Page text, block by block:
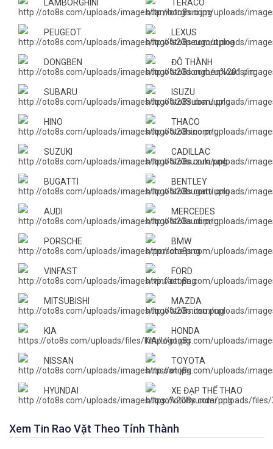
LAMBORGHINI TERACO
PEUGEOT LEXUS
DONGBEN ĐÔ THÀNH
SUBARU ISUZU
HINO THACO
SUZUKI CADILLAC
BUGATTI BENTLEY
AUDI MERCEDES
PORSCHE BMW
VINFAST FORD
MITSUBISHI MAZDA
KIA HONDA
NISSAN TOYOTA
HYUNDAI XE ĐẠP THỂ THAO
Xem Tin Rao Vặt Theo Tỉnh Thành